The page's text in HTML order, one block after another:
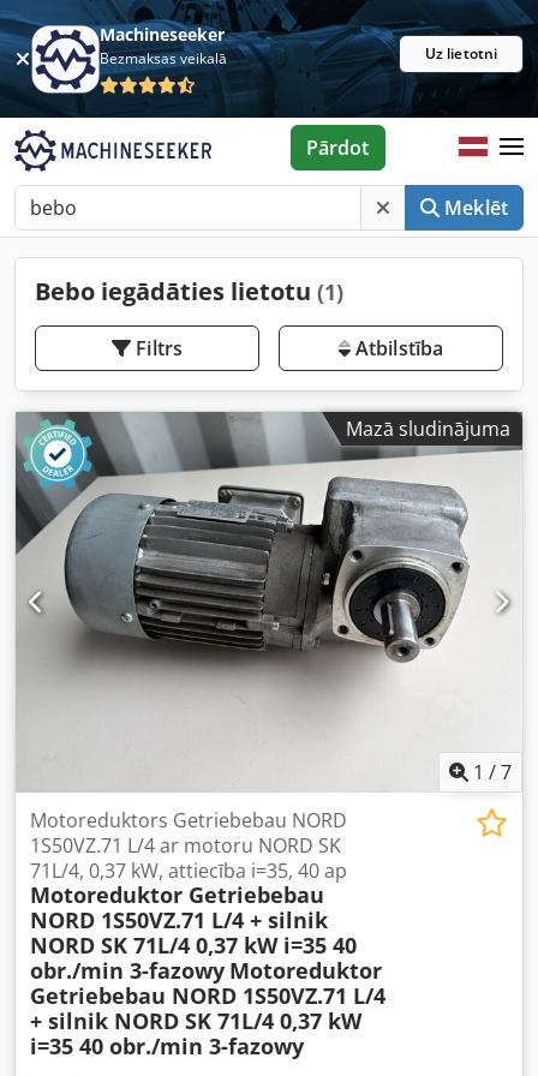
Machineseeker
Bezmaksas veikalā Uz lietotni
Meklēt
Pārdot
Bebo iegādāties lietotu (1)
Filtrs Atbilstība
Mazā sludinājuma
1 /7
Motoreduktors Getriebebau NORD
1S50VZ.71 L/4 ar motoru NORD SK
71L/4, 0,37 kW, attiecība i=35, 40 ap
Motoreduktor Getriebebau
NORD 1S50VZ.71 L/4 + silnik
NORD SK 71L/4 0,37 kW i=35 40
obr./min 3-fazowy Motoreduktor
Getriebebau NORD 1S50VZ.71 L/4
+ silnik NORD SK 71L/4 0,37 kW
i=35 40 obr./min 3-fazowy